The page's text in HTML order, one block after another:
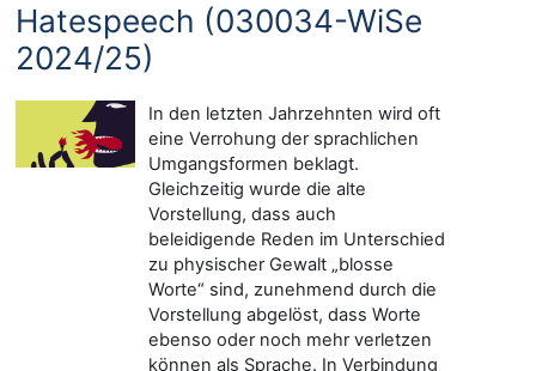
Hatespeech (030034-WiSe
2024/25)
In den letzten Jahrzehnten wird oft
eine Verrohung der sprachlichen
Umgangsformen beklagt.
Gleichzeitig wurde die alte
Vorstellung, dass auch
beleidigende Reden im Unterschied
zu physischer Gewalt „blosse
Worte“ sind, zunehmend durch die
Vorstellung abgelöst, dass Worte
ebenso oder noch mehr verletzen
können als Sprache. In Verbindung